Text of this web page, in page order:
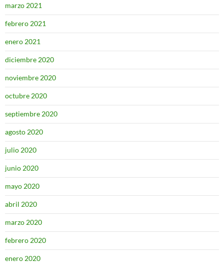
marzo 2021
febrero 2021
enero 2021
diciembre 2020
noviembre 2020
octubre 2020
septiembre 2020
agosto 2020
julio 2020
junio 2020
mayo 2020
abril 2020
marzo 2020
febrero 2020
enero 2020